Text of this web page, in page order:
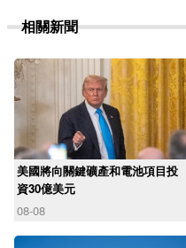
相關新聞
美國將向關鍵礦產和電池項目投
資30億美元
08-08